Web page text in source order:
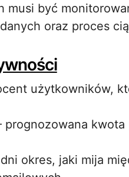
być
danych oraz proces
użytkowników,
prognozowana
okres, jaki mija